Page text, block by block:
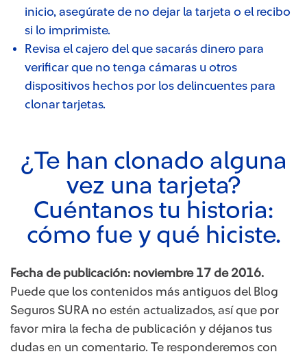
inicio, asegúrate de no dejar la tarjeta o el recibo
si lo imprimiste.
Revisa el cajero del que sacarás dinero para
verificar que no tenga cámaras u otros
dispositivos hechos por los delincuentes para
clonar tarjetas.
¿Te han clonado alguna
vez una tarjeta?
Cuéntanos tu historia:
cómo fue y qué hiciste.
Fecha de publicación: noviembre 17 de 2016.
Puede que los contenidos más antiguos del Blog
Seguros SURA no estén actualizados, así que por
favor mira la fecha de publicación y déjanos tus
dudas en un comentario. Te responderemos con